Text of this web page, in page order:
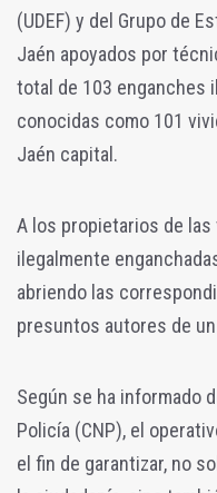
(UDEF) y del Grupo de
Jaén apoyados por
total de 103 enganches
conocidas como 101
Jaén capital.
A los propietarios de
ilegalmente
abriendo las
presuntos autores de
Según se ha informado
Policía (CNP), el
el fin de garantizar, no